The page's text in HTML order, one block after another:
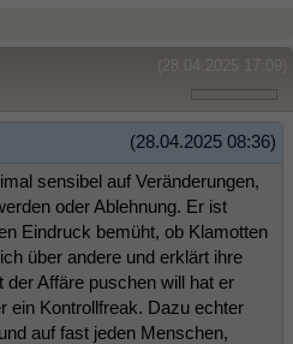
(28.04.2025 17:09)
(28.04.2025 08:36)
sensibel auf Veränderungen,
oder Ablehnung. Er ist
Eindruck bemüht, ob Klamotten
über andere und erklärt ihre
Affäre puschen will hat er
ein Kontrollfreak. Dazu echter
auf fast jeden Menschen,